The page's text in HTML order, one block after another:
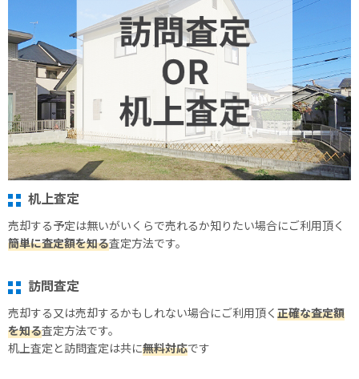
机上査定
売却する予定は無いがいくらで売れるか知りたい場合にご利用頂く
簡単に査定額を知る査定方法です。
訪問査定
売却する又は売却するかもしれない場合にご利用頂く 正確な査定額
を知る査定方法です。
机上査定と訪問査定は共に無料対応です